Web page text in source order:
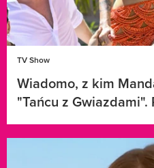
TV Show
Wiadomo, z kim
"Tańcu z Gwiazdami".